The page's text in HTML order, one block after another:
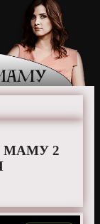
МАМУ 2